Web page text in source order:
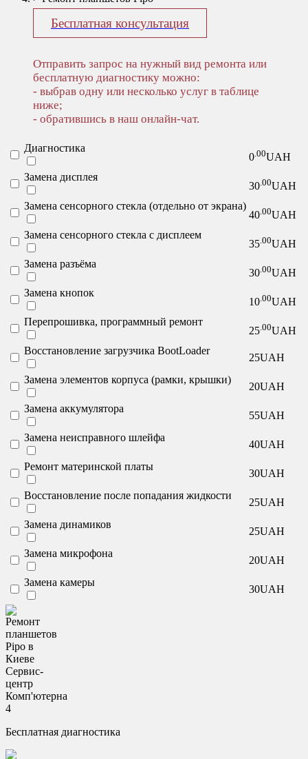
Бесплатная консультация
Отправить запрос на нужный вид ремонта или
бесплатную диагностику можно:
- выбрав одну или несколько услуг в таблице
ниже;
- обратившись в наш онлайн-чат.
Диагностика
0 .00UAH
Замена дисплея
30 .00UAH
Замена сенсорного стекла (отдельно от экрана)
40 .00UAH
Замена сенсорного стекла с дисплеем
35 .00UAH
Замена разъёма
30 .00UAH
Замена кнопок
10 .00UAH
Перепрошивка, программный ремонт
25 .00UAH
Восстановление загрузчика BootLoader
25UAH
Замена элементов корпуса (рамки, крышки)
20UAH
Замена аккумулятора
55UAH
Замена неисправного шлейфа
40UAH
Ремонт материнской платы
30UAH
Восстановление после попадания жидкости
25UAH
Замена динамиков
25UAH
Замена микрофона
20UAH
Замена камеры
30UAH
Бесплатная диагностика